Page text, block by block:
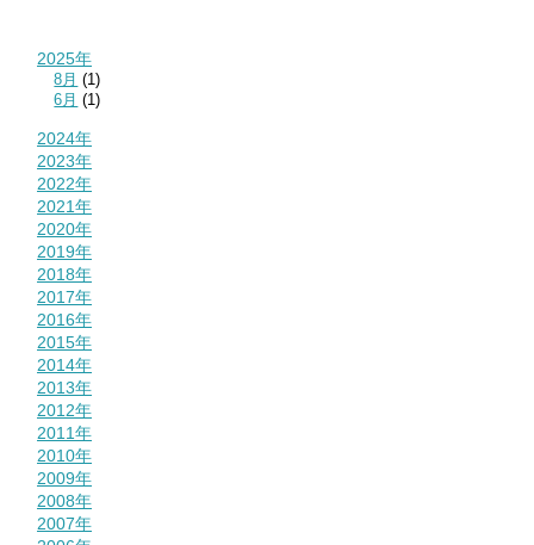
2025年
8月 (1)
6月 (1)
2024年
2023年
2022年
2021年
2020年
2019年
2018年
2017年
2016年
2015年
2014年
2013年
2012年
2011年
2010年
2009年
2008年
2007年